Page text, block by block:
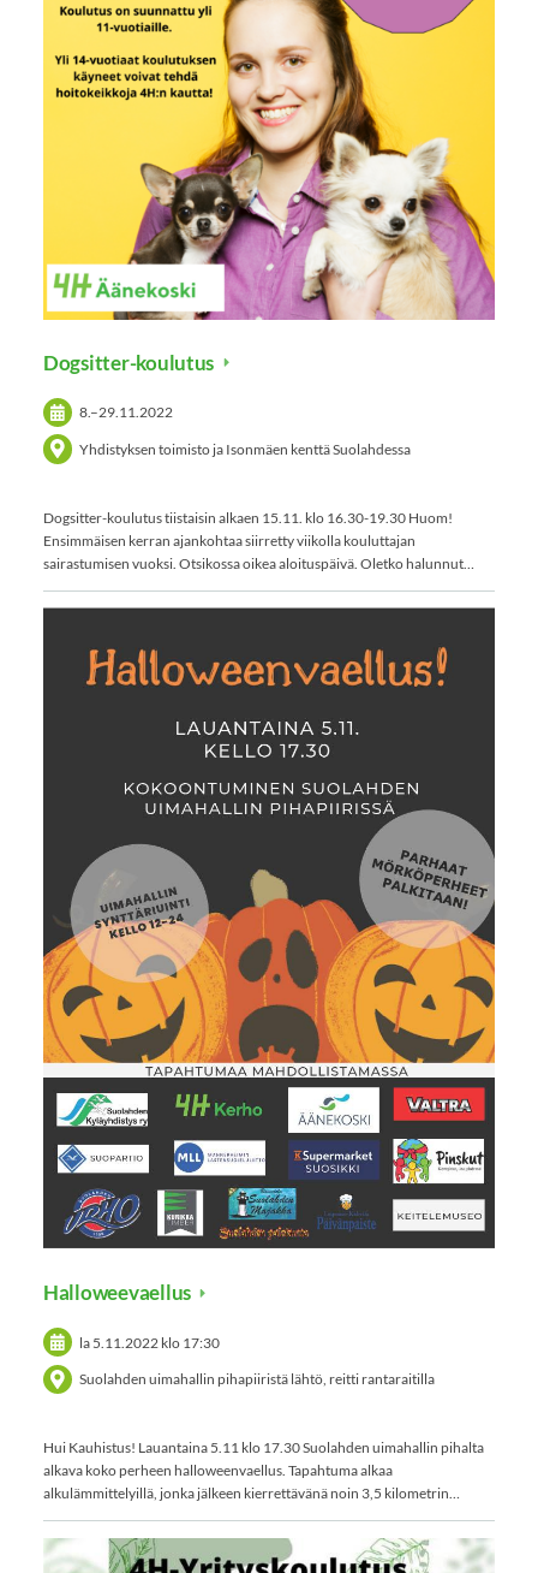
Dogsitter-koulutus
8.–29.11.2022
Yhdistyksen toimisto ja Isonmäen kenttä Suolahdessa
Dogsitter-koulutus tiistaisin alkaen 15.11. klo 16.30-19.30 Huom!
Ensimmäisen kerran ajankohtaa siirretty viikolla kouluttajan
sairastumisen vuoksi. Otsikossa oikea aloituspäivä. Oletko halunnut…
Halloweevaellus
la 5.11.2022 klo 17:30
Suolahden uimahallin pihapiiristä lähtö, reitti rantaraitilla
Hui Kauhistus! Lauantaina 5.11 klo 17.30 Suolahden uimahallin pihalta
alkava koko perheen halloweenvaellus. Tapahtuma alkaa
alkulämmittelyillä, jonka jälkeen kierrettävänä noin 3,5 kilometrin…